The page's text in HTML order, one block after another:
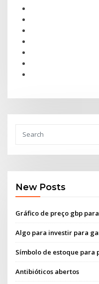
New Posts
Gráfico de preço gbp
Algo para investir para
Símbolo de estoque para
Antibióticos abertos